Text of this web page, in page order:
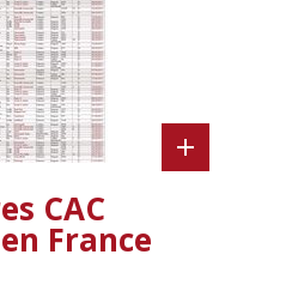
CAC
France